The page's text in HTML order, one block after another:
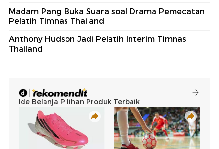
Madam Pang Buka Suara soal Drama Pemecatan
Pelatih Timnas Thailand
Anthony Hudson Jadi Pelatih Interim Timnas
Thailand